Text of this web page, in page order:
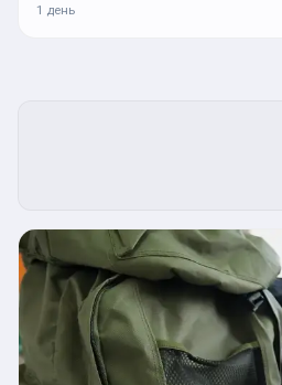
1 день